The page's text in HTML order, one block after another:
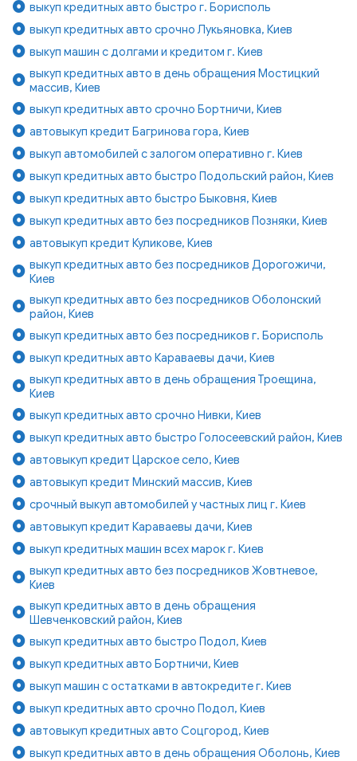
выкуп кредитных авто быстро г. Борисполь
выкуп кредитных авто срочно Лукьяновка, Киев
выкуп машин с долгами и кредитом г. Киев
выкуп кредитных авто в день обращения Мостицкий
массив, Киев
выкуп кредитных авто срочно Бортничи, Киев
автовыкуп кредит Багринова гора, Киев
выкуп автомобилей с залогом оперативно г. Киев
выкуп кредитных авто быстро Подольский район, Киев
выкуп кредитных авто быстро Быковня, Киев
выкуп кредитных авто без посредников Позняки, Киев
автовыкуп кредит Куликове, Киев
выкуп кредитных авто без посредников Дорогожичи,
Киев
выкуп кредитных авто без посредников Оболонский
район, Киев
выкуп кредитных авто без посредников г. Борисполь
выкуп кредитных авто Караваевы дачи, Киев
выкуп кредитных авто в день обращения Троещина,
Киев
выкуп кредитных авто срочно Нивки, Киев
выкуп кредитных авто быстро Голосеевский район, Киев
автовыкуп кредит Царское село, Киев
автовыкуп кредит Минский массив, Киев
срочный выкуп автомобилей у частных лиц г. Киев
автовыкуп кредит Караваевы дачи, Киев
выкуп кредитных машин всех марок г. Киев
выкуп кредитных авто без посредников Жовтневое,
Киев
выкуп кредитных авто в день обращения
Шевченковский район, Киев
выкуп кредитных авто быстро Подол, Киев
выкуп кредитных авто Бортничи, Киев
выкуп машин с остатками в автокредите г. Киев
выкуп кредитных авто срочно Подол, Киев
автовыкуп кредитных авто Соцгород, Киев
выкуп кредитных авто в день обращения Оболонь, Киев